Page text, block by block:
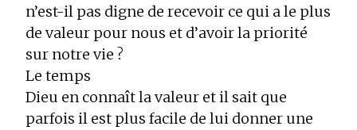
n’est-il pas digne de recevoir ce qui a le plus
de valeur pour nous et d’avoir la priorité
sur notre vie ?
Le temps
Dieu en connaît la valeur et il sait que
parfois il est plus facile de lui donner une